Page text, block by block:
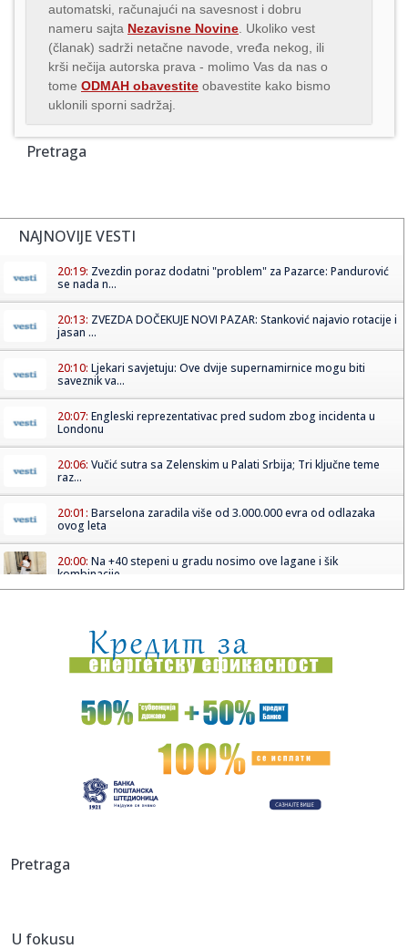
automatski, računajući na savesnost i dobru
nameru sajta Nezavisne Novine . Ukoliko vest
(članak) sadrži netačne navode, vređa nekog, ili
krši nečija autorska prava - molimo Vas da nas o
tome ODMAH obavestite obavestite kako bismo
uklonili sporni sadržaj.
Pretraga
NAJNOVIJE VESTI
20:19: Zvezdin poraz dodatni "problem" za Pazarce: Pandurović
se nada n...
20:13: ZVEZDA DOČEKUJE NOVI PAZAR: Stanković najavio rotacije i
jasan ...
20:10: Ljekari savjetuju: Ove dvije supernamirnice mogu biti
saveznik va...
20:07: Engleski reprezentativac pred sudom zbog incidenta u
Londonu
20:06: Vučić sutra sa Zelenskim u Palati Srbija; Tri ključne teme
raz...
20:01: Barselona zaradila više od 3.000.000 evra od odlazaka
ovog leta
20:00: Na +40 stepeni u gradu nosimo ove lagane i šik
kombinacije
19:55:Kanje Vest ponovo digao Evropu na noge! Izrael traži
otkazivanje...
19:54:Novosadski noćni bazar na Ribljoj pijaci
BAŽDAR NAPUSTIO ŠPANIJU: Reprezentativac BiH ima novi
19:51:Veliki požar kod Konjica ne posustaje: U pomoć upućeni
i bro...
Pretraga
U fokusu